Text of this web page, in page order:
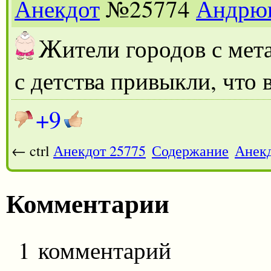
Анекдот№25774
Жители городов с
с детства привыкли, что
+9
← ctrl Анекдот 25775 Содержание
Комментарии
1 комментарий